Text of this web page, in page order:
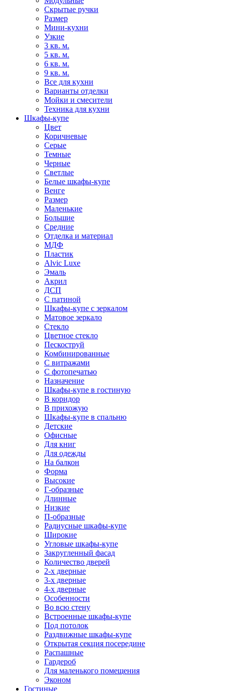
Скрытые ручки
Размер
Мини-кухни
Узкие
3 кв. м.
5 кв. м.
6 кв. м.
9 кв. м.
Все для кухни
Варианты отделки
Мойки и смесители
Техника для кухни
Шкафы-купе
Цвет
Коричневые
Серые
Темные
Черные
Светлые
Белые шкафы-купе
Венге
Размер
Маленькие
Большие
Средние
Отделка и материал
МДФ
Пластик
Alvic Luxe
Эмаль
Акрил
ДСП
С патиной
Шкафы-купе с зеркалом
Матовое зеркало
Стекло
Цветное стекло
Пескоструй
Комбинированные
С витражами
С фотопечатью
Назначение
Шкафы-купе в гостиную
В коридор
В прихожую
Шкафы-купе в спальню
Детские
Офисные
Для книг
Для одежды
На балкон
Форма
Высокие
Г-образные
Длинные
Низкие
П-образные
Радиусные шкафы-купе
Широкие
Угловые шкафы-купе
Закругленный фасад
Количество дверей
2-х дверные
3-х дверные
4-х дверные
Особенности
Во всю стену
Встроенные шкафы-купе
Под потолок
Раздвижные шкафы-купе
Открытая секция посередине
Распашные
Гардероб
Для маленького помещения
Эконом
Гостиные